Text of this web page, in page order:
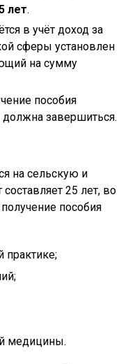
лет.
в учёт доход за
сферы установлен
на сумму
пособия
должна завершиться.
на сельскую и
25 лет, во
пособия
практике;
медицины.